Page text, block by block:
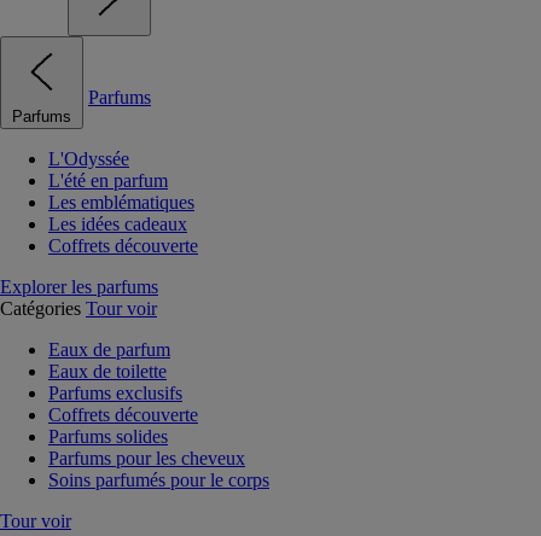
Parfums
Parfums
L'Odyssée
L'été en parfum
Les emblématiques
Les idées cadeaux
Coffrets découverte
Explorer les parfums
Catégories Tour voir
Eaux de parfum
Eaux de toilette
Parfums exclusifs
Coffrets découverte
Parfums solides
Parfums pour les cheveux
Soins parfumés pour le corps
Tour voir